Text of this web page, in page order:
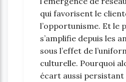
qui favorisent le
l’opportunisme. Et le
s’amplifie depuis les
sous l’effet de
culturelle. Pourquoi
écart aussi